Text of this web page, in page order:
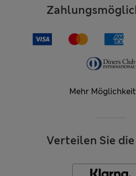
Mehr
Verteilen Sie